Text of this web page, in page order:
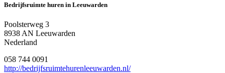
Bedrijfsruimte huren in Leeuwarden
Poolsterweg 3
8938 AN Leeuwarden
Nederland
058 744 0091
http://bedrijfsruimtehurenleeuwarden.nl/